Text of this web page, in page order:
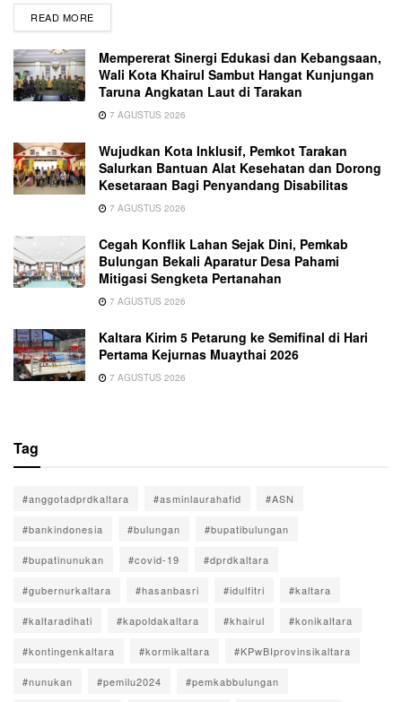
READ MORE
Mempererat Sinergi Edukasi dan Kebangsaan,
Wali Kota Khairul Sambut Hangat Kunjungan
Taruna Angkatan Laut di Tarakan
7 AGUSTUS 2026
Wujudkan Kota Inklusif, Pemkot Tarakan
Salurkan Bantuan Alat Kesehatan dan Dorong
Kesetaraan Bagi Penyandang Disabilitas
7 AGUSTUS 2026
Cegah Konflik Lahan Sejak Dini, Pemkab
Bulungan Bekali Aparatur Desa Pahami
Mitigasi Sengketa Pertanahan
7 AGUSTUS 2026
Kaltara Kirim 5 Petarung ke Semifinal di Hari
Pertama Kejurnas Muaythai 2026
7 AGUSTUS 2026
Tag
#anggotadprdkaltara #asminlaurahafid #ASN
#bankindonesia #bulungan #bupatibulungan
#bupatinunukan #covid-19 #dprdkaltara
#gubernurkaltara #hasanbasri #idulfitri #kaltara
#kaltaradihati #kapoldakaltara #khairul #konikaltara
#kontingenkaltara #kormikaltara #KPwBIprovinsikaltara
#nunukan #pemilu2024 #pemkabbulungan